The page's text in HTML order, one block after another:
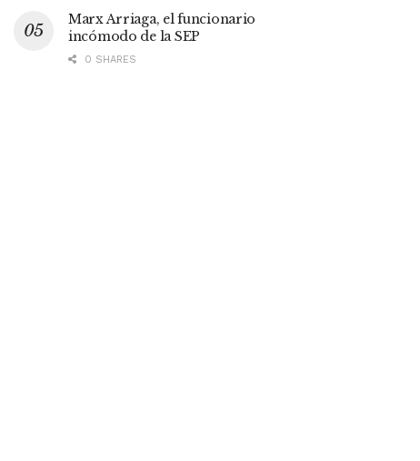
Marx Arriaga, el funcionario
incómodo de la SEP
0 SHARES